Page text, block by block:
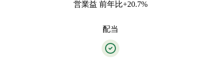
営業益 前年比+20.7%
配当